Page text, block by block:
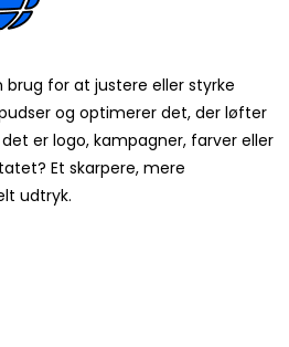
brug for at justere eller styrke
og optimerer det, der løfter
er logo, kampagner, farver eller
Et skarpere, mere
udtryk.